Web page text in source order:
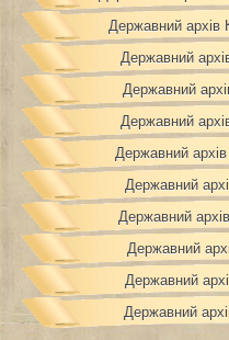
Державний архів
Державний
Державний
Державний
Державний
Державний
Державний
Державний
Державний
Державний